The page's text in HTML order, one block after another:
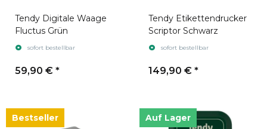
Tendy Digitale Waage
Fluctus Grün
sofort bestellbar
59,90 € *
Tendy Etikettendrucker
Scriptor Schwarz
sofort bestellbar
149,90 € *
Bestseller Auf Lager